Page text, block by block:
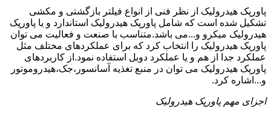
پاورپک هیدرولیک از نظر فنی از انواع فیلتر بازگشتی و مکشی
تشکیل شده است که شامل پاورپک هیدرولیک استاندارد و یا پاورپک
هیدرولیک میکرو و...می باشد.متناسب با صنعت و فعالیت می توان
پاورپک هیدرولیک را انتخاب کرد که برای عملکردهای مختلف مثل
عملکرد جدا از هم و یا عملکرد دوبل استفاده نمود.از کاربردهای
پاورپک هیدرولیک می توان در منبع تغذیه آسانسور،جک،هیدروموتور
و...اشاره کرد.
اجزای مهم پاورپک هیدرولیک